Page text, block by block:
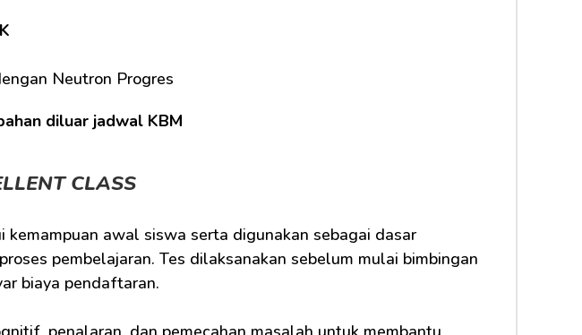
Neutron Progres
diluar jadwal KBM
CLASS
pembelajaran. Tes dilaksanakan sebelum mulai bimbingan
biaya pendaftaran.